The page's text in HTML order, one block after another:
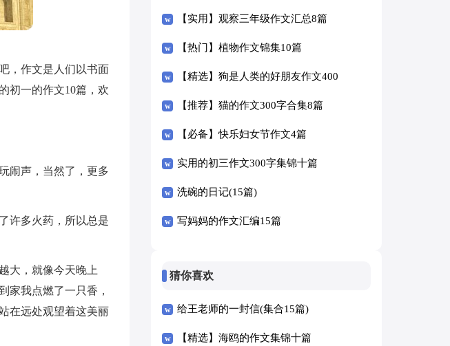
，作文是人们以书面
初一的作文10篇，欢
闹声，当然了，更多
许多火药，所以总是
大，就像今天晚上
家我点燃了一只香，
在远处观望着这美丽
【实用】观察三年级作文汇总8篇
【热门】植物作文锦集10篇
【精选】狗是人类的好朋友作文400
字四篇
【推荐】猫的作文300字合集8篇
【必备】快乐妇女节作文4篇
实用的初三作文300字集锦十篇
洗碗的日记(15篇)
写妈妈的作文汇编15篇
猜你喜欢
给王老师的一封信(集合15篇)
【精选】海鸥的作文集锦十篇